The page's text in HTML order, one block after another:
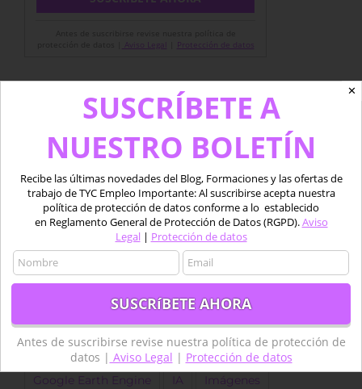
Aviso Legal Protección de datos
Tweets por tycgis
Etiquetas
agricultura de precisión
Agricultura Precisión Agua
Datos datos LiDAR
Descarga dron Drones empleo ESA
forestal Fotogrametría GEE GIS
Google Earth Engine IA Imágenes
✕
SUSCRÍBETE A
NUESTRO BOLETÍN
Recibe las últimas novedades del Blog, Formaciones y las ofertas de
trabajo de TYC Empleo Importante: Al suscribirse acepta nuestra
política de protección de datos conforme a lo establecido
en Reglamento General de Protección de Datos (RGPD).Aviso
Legal| Protección de datos
Antes de suscribirse revise nuestra política de protección de
datos | Aviso Legal | Protección de datos